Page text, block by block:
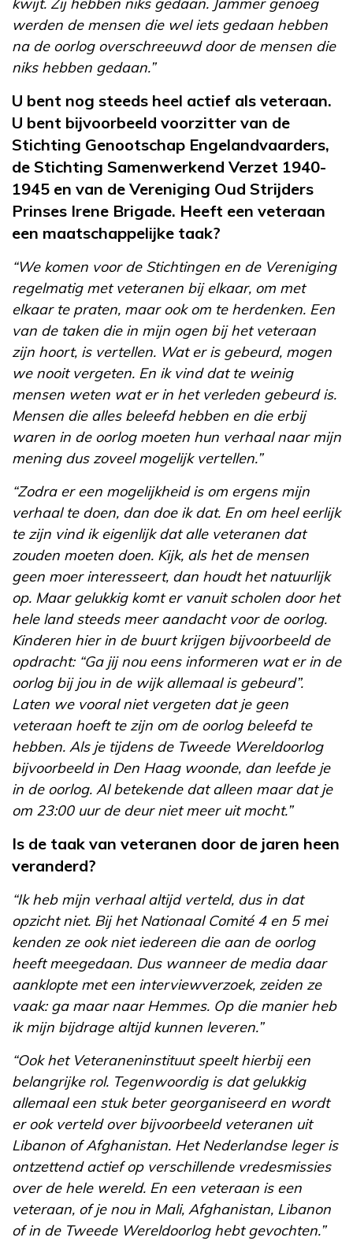
werden de mensen die wel iets gedaan hebben
na de oorlog overschreeuwd door de mensen die
niks hebben gedaan.”
U bent nog steeds heel actief als veteraan.
U bent bijvoorbeeld voorzitter van de
Stichting Genootschap Engelandvaarders,
de Stichting Samenwerkend Verzet 1940-
1945 en van de Vereniging Oud Strijders
Prinses Irene Brigade. Heeft een veteraan
een maatschappelijke taak?
“We komen voor de Stichtingen en de Vereniging
regelmatig met veteranen bij elkaar, om met
elkaar te praten, maar ook om te herdenken. Een
van de taken die in mijn ogen bij het veteraan
zijn hoort, is vertellen. Wat er is gebeurd, mogen
we nooit vergeten. En ik vind dat te weinig
mensen weten wat er in het verleden gebeurd is.
Mensen die alles beleefd hebben en die erbij
waren in de oorlog moeten hun verhaal naar mijn
mening dus zoveel mogelijk vertellen.”
“Zodra er een mogelijkheid is om ergens mijn
verhaal te doen, dan doe ik dat. En om heel eerlijk
te zijn vind ik eigenlijk dat alle veteranen dat
zouden moeten doen. Kijk, als het de mensen
geen moer interesseert, dan houdt het natuurlijk
op. Maar gelukkig komt er vanuit scholen door het
hele land steeds meer aandacht voor de oorlog.
Kinderen hier in de buurt krijgen bijvoorbeeld de
opdracht: “Ga jij nou eens informeren wat er in de
oorlog bij jou in de wijk allemaal is gebeurd”.
Laten we vooral niet vergeten dat je geen
veteraan hoeft te zijn om de oorlog beleefd te
hebben. Als je tijdens de Tweede Wereldoorlog
bijvoorbeeld in Den Haag woonde, dan leefde je
in de oorlog. Al betekende dat alleen maar dat je
om 23:00 uur de deur niet meer uit mocht.”
Is de taak van veteranen door de jaren heen
veranderd?
“Ik heb mijn verhaal altijd verteld, dus in dat
opzicht niet. Bij het Nationaal Comité 4 en 5 mei
kenden ze ook niet iedereen die aan de oorlog
heeft meegedaan. Dus wanneer de media daar
aanklopte met een interviewverzoek, zeiden ze
vaak: ga maar naar Hemmes. Op die manier heb
ik mijn bijdrage altijd kunnen leveren.”
“Ook het Veteraneninstituut speelt hierbij een
belangrijke rol. Tegenwoordig is dat gelukkig
allemaal een stuk beter georganiseerd en wordt
er ook verteld over bijvoorbeeld veteranen uit
Libanon of Afghanistan. Het Nederlandse leger is
ontzettend actief op verschillende vredesmissies
over de hele wereld. En een veteraan is een
veteraan, of je nou in Mali, Afghanistan, Libanon
of in de Tweede Wereldoorlog hebt gevochten.”